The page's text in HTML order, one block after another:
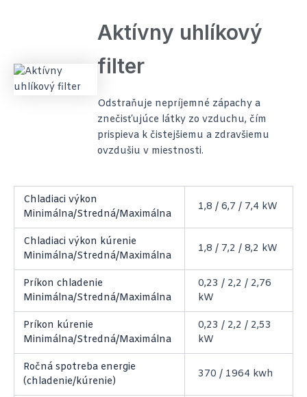
Aktívny uhlíkový
filter
Odstraňuje nepríjemné zápachy a
znečisťujúce látky zo vzduchu, čím
prispieva k čistejšiemu a zdravšiemu
ovzdušiu v miestnosti.
Chladiaci výkon
Minimálna/Stredná/Maximálna
1,8 / 6,7 / 7,4 kW
Chladiaci výkon kúrenie
Minimálna/Stredná/Maximálna
1,8 / 7,2 / 8,2 kW
Príkon chladenie
Minimálna/Stredná/Maximálna
0,23 / 2,2 / 2,76
kW
Príkon kúrenie
Minimálna/Stredná/Maximálna
0,23 / 2,2 / 2,53
kW
Ročná spotreba energie
(chladenie/kúrenie)
370 / 1964 kwh